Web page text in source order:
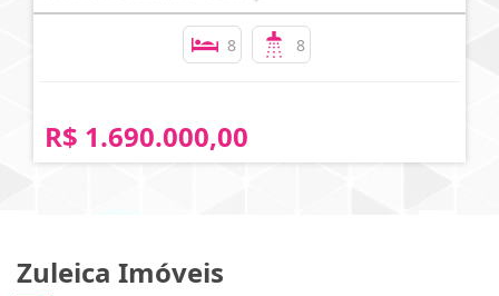
8 8
R$ 1.690.000,00
Zuleica Imóveis